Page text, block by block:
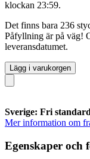
klockan 23:59.
Det finns bara 236
Påfyllning är på väg!
leveransdatumet.
Lägg i varukorgen
Sverige: Fri
Mer information om
Egenskaper och